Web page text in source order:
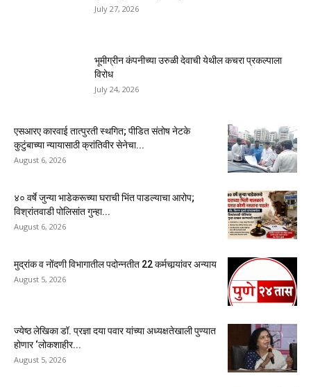
July 27, 2026
भूमीग्रीन कंपनीच्या उरुळी देवाची येथील कचरा प्रकल्पाला
विरोध
July 24, 2026
एसआरए कारवाई तात्पुरती स्थगित; पीडित संतोष नेटके
कुटुंबाच्या न्यायासाठी क्रांतिवीर सेनेचा...
August 6, 2026
४० वर्षे जुन्या भाडेकरूच्या घराची भिंत पाडल्याचा आरोप;
विश्रांतवाडी पोलिसांत गुन्हा...
August 6, 2026
मुद्रांक व नोंदणी विभागातील पदोन्नतीत 22 कर्मचार्‍यांवर अन्याय
August 5, 2026
ज्येष्ठ लेखिका डॉ. प्रज्ञा दया पवार यांच्या अध्यक्षतेखाली पुण्यात
होणार ‘लोकशाहीर...
August 5, 2026